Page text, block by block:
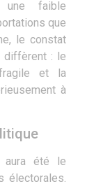
une faible
que
le constat
: le
et la
à
aura été le
électorales.